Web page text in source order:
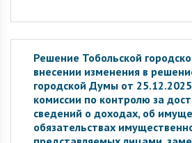
Решение Тобольской
внесении изменения в
городской Думы от
комиссии по контролю за
сведений о доходах, об
обязательствах